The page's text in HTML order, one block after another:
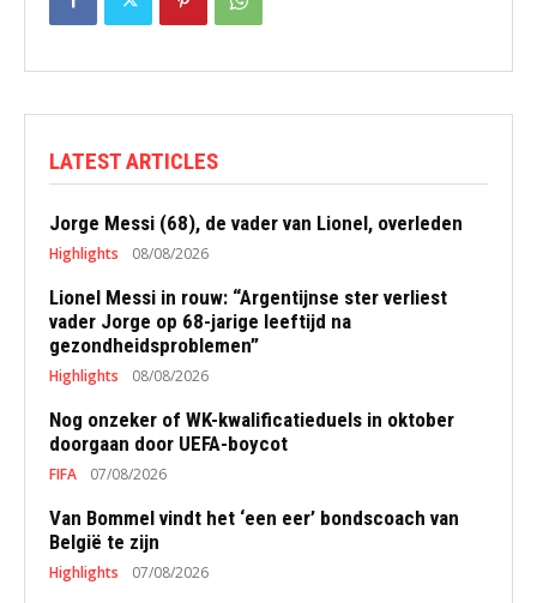
LATEST ARTICLES
Jorge Messi (68), de vader van Lionel, overleden
Highlights 08/08/2026
Lionel Messi in rouw: “Argentijnse ster verliest
vader Jorge op 68-jarige leeftijd na
gezondheidsproblemen”
Highlights 08/08/2026
Nog onzeker of WK-kwalificatieduels in oktober
doorgaan door UEFA-boycot
FIFA 07/08/2026
Van Bommel vindt het ‘een eer’ bondscoach van
België te zijn
Highlights 07/08/2026